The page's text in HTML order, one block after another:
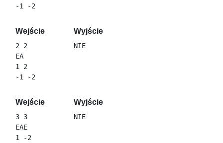
Wejście Wyjście
2 2
EA
1 2
Wejście Wyjście
3 3
EAE
1 -2